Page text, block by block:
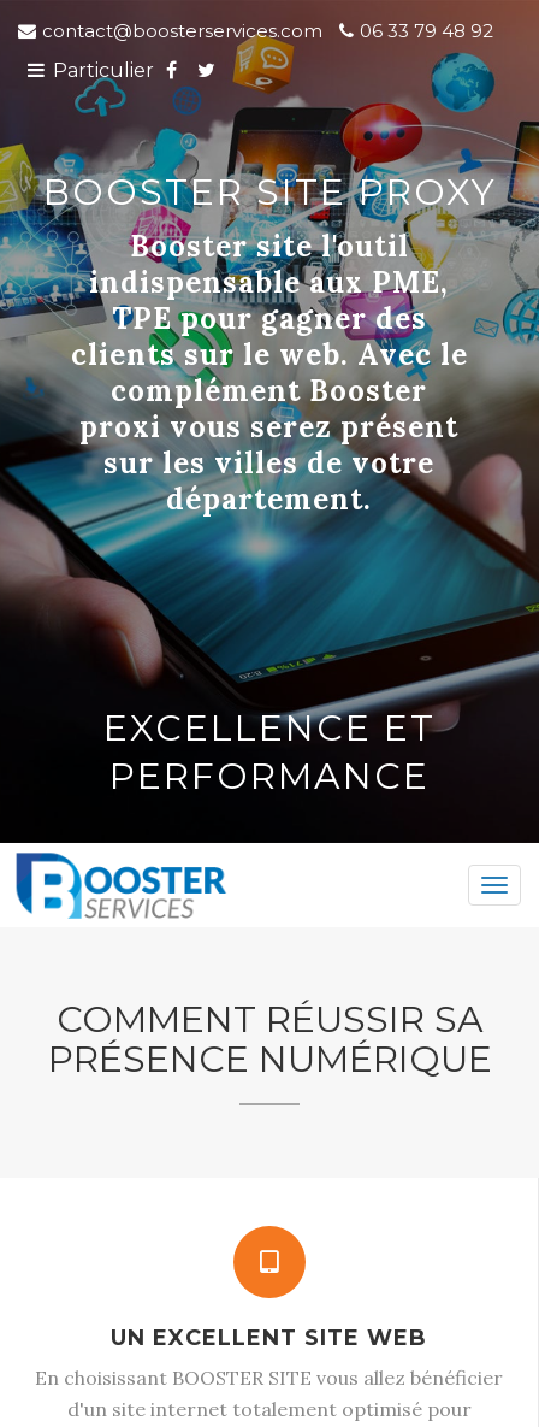
contact@boosterservices.com
06 33 79 48 92
Particulier
BOOSTER SITE PROXY
Booster site l'outil
indispensable aux PME,
TPE pour gagner des
clients sur le web. Avec le
complément Booster
proxi vous serez présent
sur les villes de votre
département.
EXCELLENCE ET
PERFORMANCE
COMMENT RÉUSSIR SA
PRÉSENCE NUMÉRIQUE
UN EXCELLENT SITE WEB
En choisissant BOOSTER SITE vous allez bénéficier
d'un site internet totalement optimisé pour